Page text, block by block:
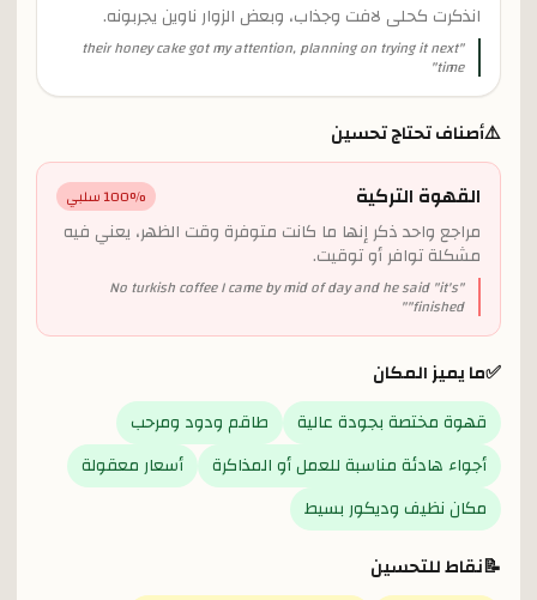
انذكرت كحلى لافت وجذاب، وبعض الزوار ناوين يجربونه.
"
their honey cake got my attention, planning on trying it next
time
"
⚠️أصناف تحتاج تحسين
القهوة التركية 100% سلبي
مراجع واحد ذكر إنها ما كانت متوفرة وقت الظهر، يعني فيه
مشكلة توافر أو توقيت.
"
No turkish coffee I came by mid of day and he said "it's
finished"
"
✅ما يميز المكان
قهوة مختصة بجودة عالية
طاقم ودود ومرحب
أجواء هادئة مناسبة للعمل أو المذاكرة
أسعار معقولة
مكان نظيف وديكور بسيط
📝نقاط للتحسين